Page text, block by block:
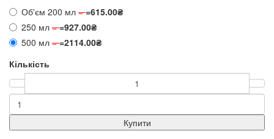
Об'єм 200 мл ==615.00₴
250 мл ==927.00₴
500 мл ==2114.00₴
Кількість
Купити